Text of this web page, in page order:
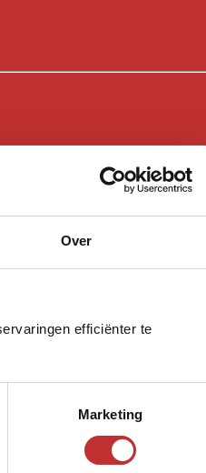
Over
efficiënter te
Marketing